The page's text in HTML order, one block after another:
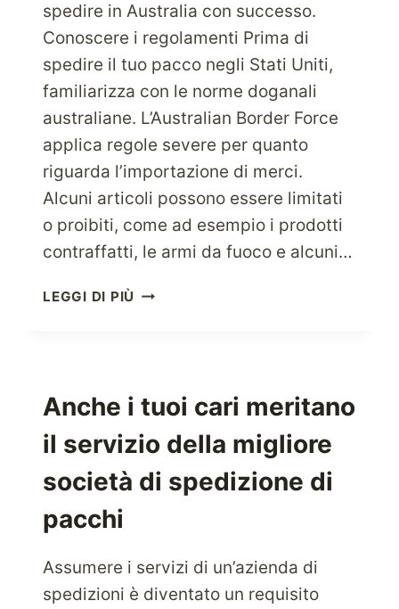
spedire in Australia con successo.
Conoscere i regolamenti Prima di
spedire il tuo pacco negli Stati Uniti,
familiarizza con le norme doganali
australiane. L’Australian Border Force
applica regole severe per quanto
riguarda l’importazione di merci.
Alcuni articoli possono essere limitati
o proibiti, come ad esempio i prodotti
contraffatti, le armi da fuoco e alcuni…
LEGGI DI PIÙ SPEDIRE
PER
PACCHI
Anche i tuoi cari meritano
il servizio della migliore
società di spedizione di
pacchi
Assumere i servizi di un’azienda di
spedizioni è diventato un requisito